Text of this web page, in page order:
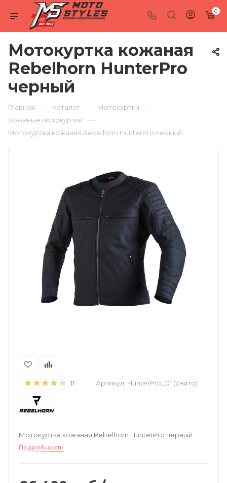
0
Мотокуртка кожаная
Rebelhorn HunterPro
черный
Главная — Каталог — Мотокуртки —
Кожаные мотокуртки —
Мотокуртка кожаная Rebelhorn HunterPro черный
11 Артикул: HunterPro_01 (снято)
Мотокуртка кожаная Rebelhorn HunterPro черный
Подробности